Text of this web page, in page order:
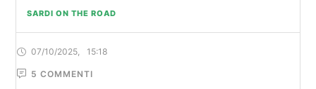
SARDI ON THE ROAD
07/10/2025 15:18
5 COMMENTI